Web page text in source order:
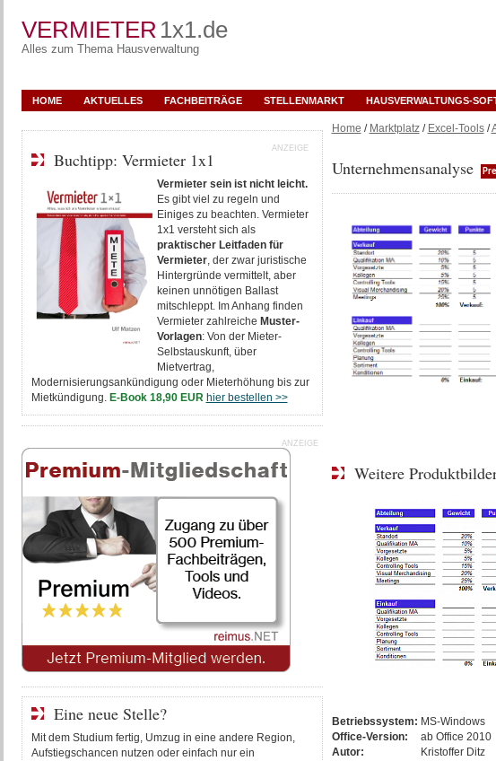
VERMIETER 1x1.de
Alles zum Thema Hausverwaltung
HOME AKTUELLES FACHBEITRÄGE STELLENMARKT HAUSVERWALTUNGS-
Home / Marktplatz/ Excel-Tools/
Unternehmensanalyse
Weitere
Betriebssystem: MS-Windows
Office-Version:
ab Office 2010
Autor:
Kristoffer Ditz
ANZEIGE
Buchtipp: Vermieter 1x1
Vermieter sein ist nicht leicht.
Es gibt viel zu regeln und
Einiges zu beachten. Vermieter
1x1 versteht sich als
praktischer Leitfaden für
Vermieter, der zwar juristische
Hintergründe vermittelt, aber
keinen unnötigen Ballast
mitschleppt. Im Anhang finden
Vermieter zahlreiche Muster-
Vorlagen: Von der Mieter-
Selbstauskunft, über
Mietvertrag,
Modernisierungsankündigung oder Mieterhöhung bis zur
Mietkündigung. E-Book 18,90 EUR hier bestellen >>
ANZEIGE
Eine neue Stelle?
Mit dem Studium fertig, Umzug in eine andere Region,
Aufstiegschancen nutzen oder einfach nur ein